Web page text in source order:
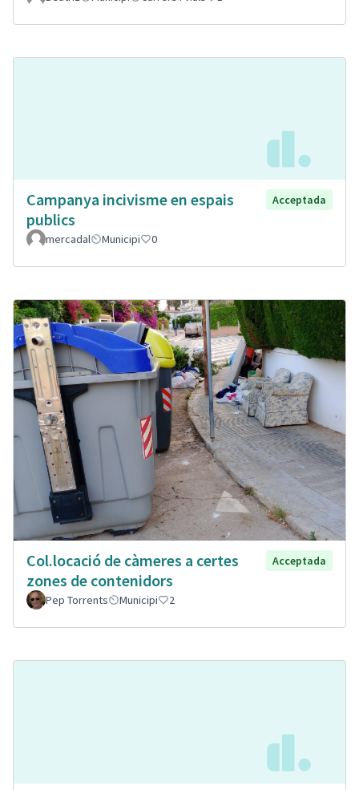
Campanya incivisme en espais
publics
Acceptada
mercadal Municipi 0
Col.locació de càmeres a certes
zones de contenidors
Acceptada
Pep Torrents Municipi 2